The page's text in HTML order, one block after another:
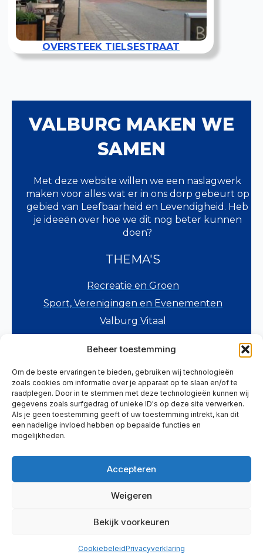
Beheer toestemming
Om de beste ervaringen te bieden, gebruiken wij technologieën
zoals cookies om informatie over je apparaat op te slaan en/of te
raadplegen. Door in te stemmen met deze technologieën kunnen wij
gegevens zoals surfgedrag of unieke ID's op deze site verwerken.
Als je geen toestemming geeft of uw toestemming intrekt, kan dit
een nadelige invloed hebben op bepaalde functies en
mogelijkheden.
Accepteren
Weigeren
Bekijk voorkeuren
CookiebeleidPrivacyverklaring
OVERSTEEK TIELSESTRAAT
VALBURG MAKEN WE
SAMEN
Met deze website willen we een naslagwerk
maken voor alles wat er in ons dorp gebeurt op
gebied van Leefbaarheid en Levendigheid. Heb
je ideeën over hoe we dit nog beter kunnen
doen?
THEMA'S
Recreatie en Groen
Sport, Verenigingen en Evenementen
Valburg Vitaal
Wonen en Voorzieningen
Zorg, Welzijn en Onderwijs
Overig
HELP ONS MEE
Privacyverklaring